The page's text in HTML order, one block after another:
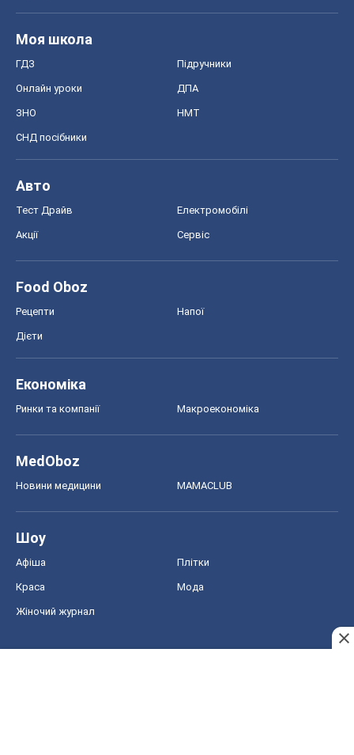
Моя школа
ГДЗ Підручники
Онлайн уроки ДПА
ЗНО НМТ
СНД посібники
Авто
Тест Драйв Електромобілі
Акції Сервіс
Food Oboz
Рецепти Напої
Дієти
Економіка
Ринки та компанії Макроекономіка
MedOboz
Новини медицини MAMACLUB
Шоу
Афіша Плітки
Краса Мода
Жіночий журнал